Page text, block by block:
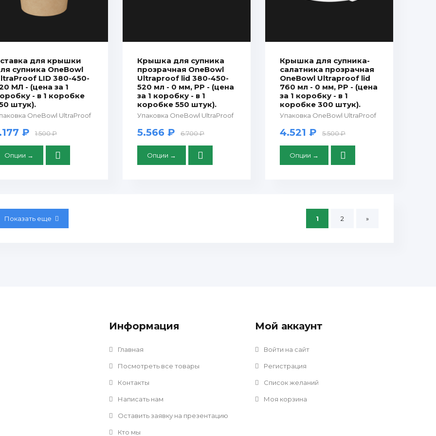
для крышки
супника OneBowl
LID 380-450-
МЛ - (цена за 1
- в 1 коробке
штук).
OneBowl UltraProof
₽ 1.500 ₽
Опции →
Крышка для супника
прозрачная OneBowl
Ultraproof lid 380-450-
520 мл - 0 мм, PP - (цена
за 1 коробку - в 1
коробке 550 штук).
Упаковка OneBowl UltraProof
5.566 ₽ 6.700 ₽
Опции →
Крышка для супника-
салатника прозрачная
OneBowl Ultraproof lid
760 мл - 0 мм, PP - (цена
за 1 коробку - в 1
коробке 300 штук).
Упаковка OneBowl UltraProof
4.521 ₽ 5.500 ₽
Опции →
Показать еще 1 2 »
Информация
Главная
Посмотреть все товары
Контакты
Написать нам
Оставить заявку на презентацию
Кто мы
Мой аккаунт
Войти на сайт
Регистрация
Список желаний
Моя корзина